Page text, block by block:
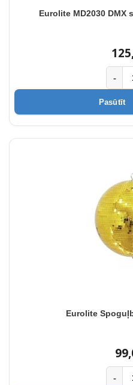
Eurolite MD2030
-
Pasūtīt
Eurolite
-